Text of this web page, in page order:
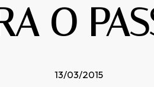
O
13/03/2015